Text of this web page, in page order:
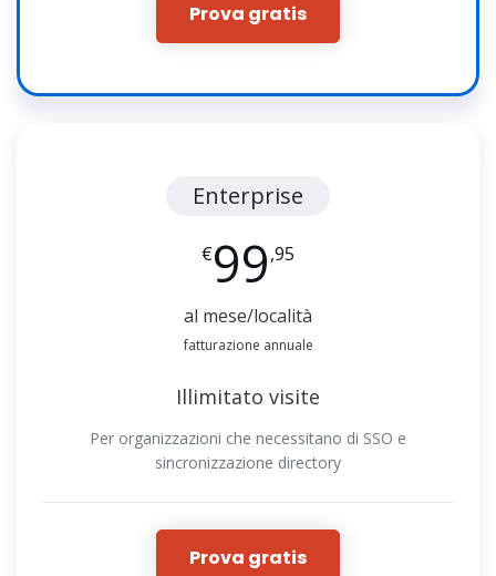
Prova gratis
Enterprise
€99,95
al mese/località
fatturazione annuale
Illimitato visite
Per organizzazioni che necessitano di SSO e
sincronizzazione directory
Prova gratis